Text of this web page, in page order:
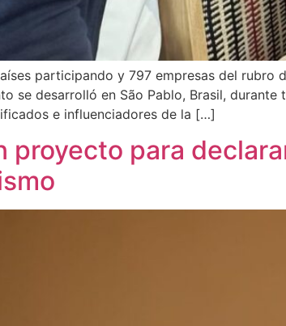
participando y 797 empresas del
se desarrolló en São Pablo, Brasil,
e influenciadores de la […]
proyecto para